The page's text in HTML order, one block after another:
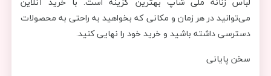
می‌توانید در هر زمان و مکانی که بخواهید به راحتی به محصولات
دسترسی داشته باشید و خرید خود را نهایی کنید.
سخن پایانی